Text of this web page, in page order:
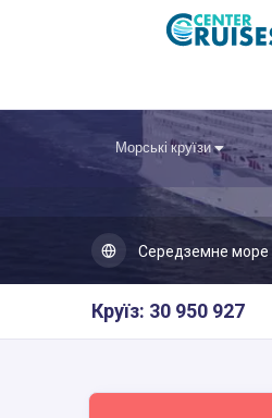
Морські круїзи
Середземне море
Круїз: 30 950 927